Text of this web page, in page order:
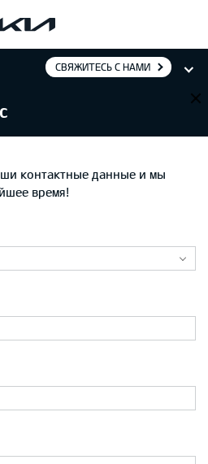
СВЯЖИТЕСЬ С НАМИ
контактные данные и мы
время!